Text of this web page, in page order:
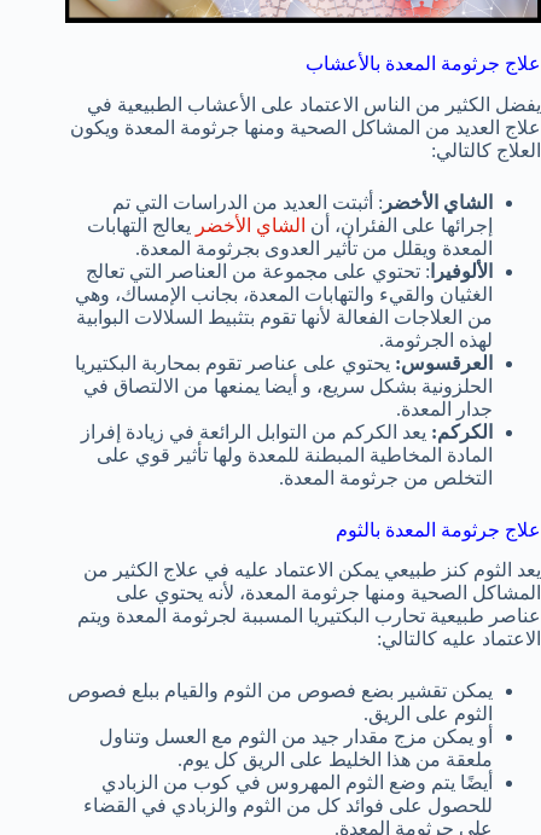
علاج جرثومة المعدة بالأعشاب
يفضل الكثير من الناس الاعتماد على الأعشاب الطبيعية في
علاج العديد من المشاكل الصحية ومنها جرثومة المعدة ويكون
العلاج كالتالي:
الشاي الأخضر : أثبتت العديد من الدراسات التي تم
إجرائها على الفئران، أن الشاي الأخضر يعالج التهابات
المعدة ويقلل من تأثير العدوى بجرثومة المعدة.
الألوفيرا : تحتوي على مجموعة من العناصر التي تعالج
الغثيان والقيء والتهابات المعدة، بجانب الإمساك، وهي
من العلاجات الفعالة لأنها تقوم بتثبيط السلالات البوابية
لهذه الجرثومة.
العرقسوس: يحتوي على عناصر تقوم بمحاربة البكتيريا
الحلزونية بشكل سريع، و أيضا يمنعها من الالتصاق في
جدار المعدة.
الكركم: يعد الكركم من التوابل الرائعة في زيادة إفراز
المادة المخاطية المبطنة للمعدة ولها تأثير قوي على
التخلص من جرثومة المعدة.
علاج جرثومة المعدة بالثوم
يعد الثوم كنز طبيعي يمكن الاعتماد عليه في علاج الكثير من
المشاكل الصحية ومنها جرثومة المعدة، لأنه يحتوي على
عناصر طبيعية تحارب البكتيريا المسببة لجرثومة المعدة ويتم
الاعتماد عليه كالتالي:
يمكن تقشير بضع فصوص من الثوم والقيام ببلع فصوص
الثوم على الريق.
أو يمكن مزج مقدار جيد من الثوم مع العسل وتناول
ملعقة من هذا الخليط على الريق كل يوم.
أيضًا يتم وضع الثوم المهروس في كوب من الزبادي
للحصول على فوائد كل من الثوم والزبادي في القضاء
على جرثومة المعدة.